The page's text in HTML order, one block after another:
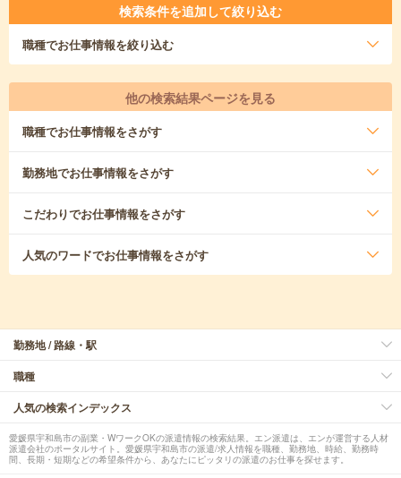
検索条件を追加して絞り込む
職種でお仕事情報を絞り込む
他の検索結果ページを見る
職種でお仕事情報をさがす
勤務地でお仕事情報をさがす
こだわりでお仕事情報をさがす
人気のワードでお仕事情報をさがす
勤務地 / 路線・駅
職種
人気の検索インデックス
愛媛県宇和島市の副業・WワークOKの派遣情報の検索結果。エン派遣は、エンが運営する人材
派遣会社のポータルサイト。愛媛県宇和島市の派遣/求人情報を職種、勤務地、時給、勤務時
間、長期・短期などの希望条件から、あなたにピッタリの派遣のお仕事を探せます。